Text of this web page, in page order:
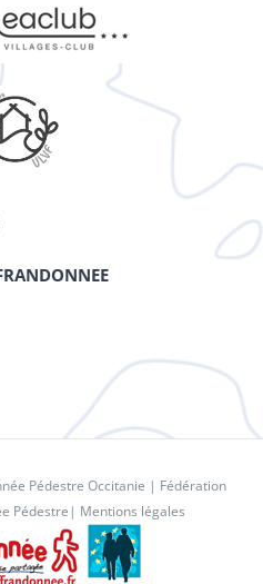
Pédestre Occitanie | Fédération
Pédestre | Mentions légales